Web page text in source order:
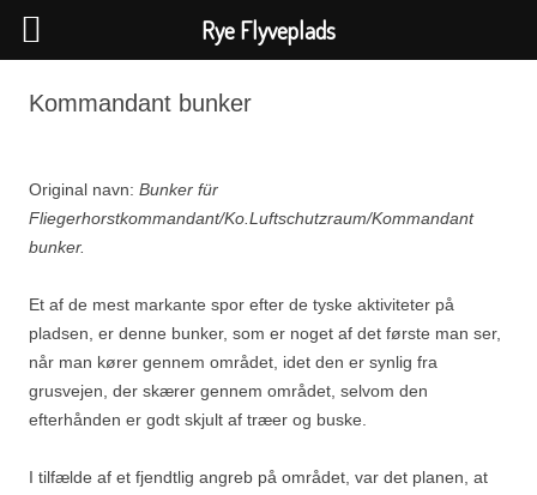
indhold
Kommandant bunker
Original navn: Bunker für
Fliegerhorstkommandant/Ko.Luftschutzraum/Kommandant
bunker.
Et af de mest markante spor efter de tyske aktiviteter på
pladsen, er denne bunker, som er noget af det første man ser,
når man kører gennem området, idet den er synlig fra
grusvejen, der skærer gennem området, selvom den
efterhånden er godt skjult af træer og buske.
I tilfælde af et fjendtlig angreb på området, var det planen, at
Rye Flyveplads